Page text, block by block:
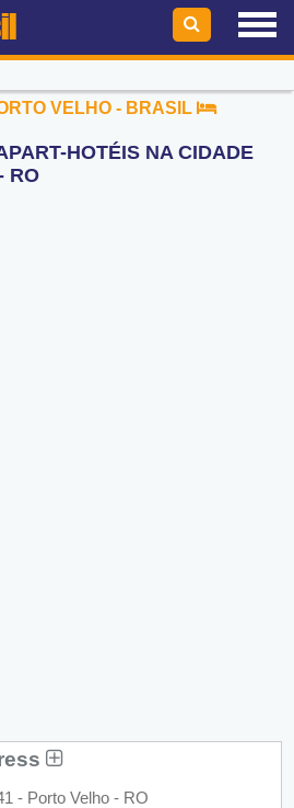
VELHO - BRASIL
HOTÉIS NA CIDADE
RO
- Porto Velho - RO